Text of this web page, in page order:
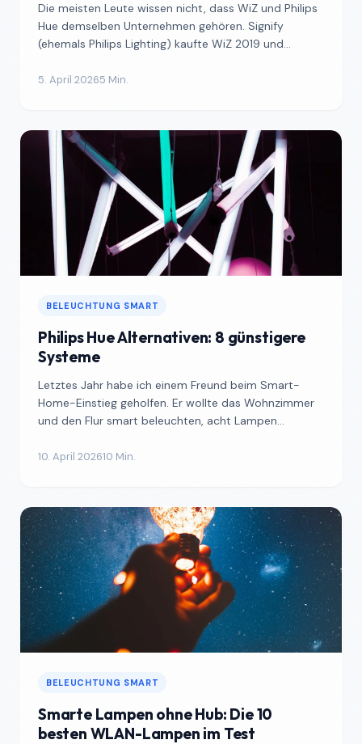
Die meisten Leute wissen nicht, dass WiZ und Philips
Hue demselben Unternehmen gehören. Signify
(ehemals Philips Lighting) kaufte WiZ 2019 und
5. April 20265 Min.
BELEUCHTUNG SMART
Philips Hue Alternativen: 8 günstigere
Systeme
Letztes Jahr habe ich einem Freund beim Smart-
Home-Einstieg geholfen. Er wollte das Wohnzimmer
und den Flur smart beleuchten, acht Lampen
10. April 202610 Min.
BELEUCHTUNG SMART
Smarte Lampen ohne Hub: Die 10
besten WLAN-Lampen im Test